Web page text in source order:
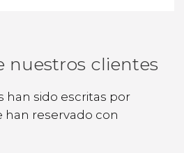
nuestros clientes
han sido escritas por
han reservado con